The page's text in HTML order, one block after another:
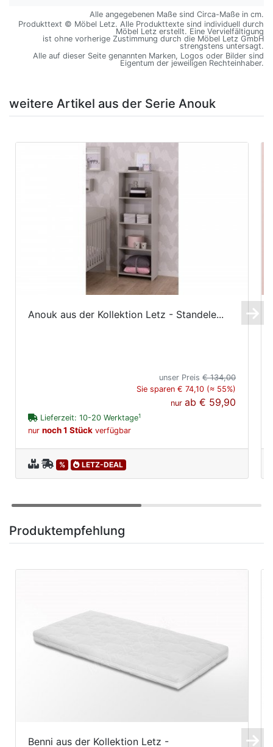
Alle angegebenen Maße sind Circa-Maße in cm.
Produkttext © Möbel Letz. Alle Produkttexte sind individuell durch
Möbel Letz erstellt. Eine Vervielfältigung
ist ohne vorherige Zustimmung durch die Möbel Letz GmbH
strengstens untersagt.
Alle auf dieser Seite genannten Marken, Logos oder Bilder sind
Eigentum der jeweiligen Rechteinhaber.
weitere Artikel aus der Serie Anouk
Anouk aus der Kollektion Letz - Standele...
unser Preis€ 134,00
Sie sparen € 74,10 (≈ 55%)
nurab€ 59,90
Lieferzeit: 10-20 Werktage1
nur noch 1 Stück verfügbar
% LETZ-DEAL
Produktempfehlung
Benni aus der Kollektion Letz -